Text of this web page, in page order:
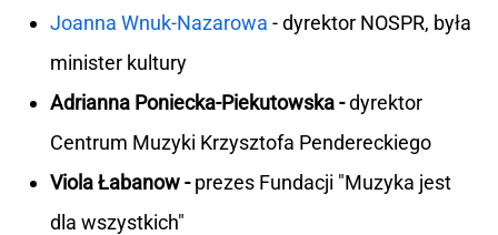
Joanna Wnuk-Nazarowa - dyrektor NOSPR, była
minister kultury
Adrianna Poniecka-Piekutowska -dyrektor
Centrum Muzyki Krzysztofa Pendereckiego
Viola Łabanow -prezes Fundacji "Muzyka jest
dla wszystkich"